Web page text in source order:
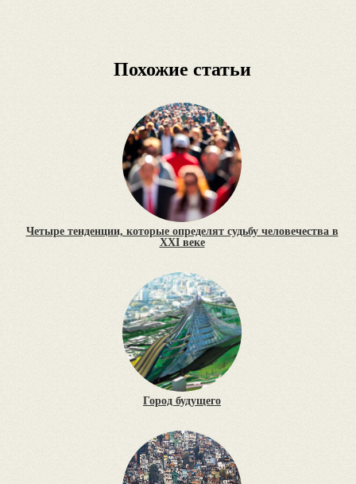
Похожие статьи
Четыре тенденции, которые определят судьбу человечества в
XXI веке
Город будущего